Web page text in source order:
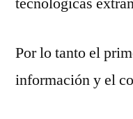
Por lo tanto el
información y el